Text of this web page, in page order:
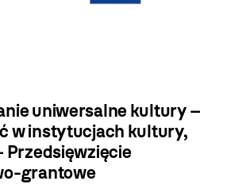
uniwersalne kultury –
w instytucjach kultury,
Przedsięwzięcie
grantowe